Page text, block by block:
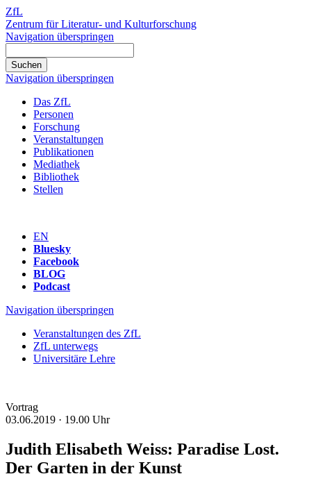
ZfL
Zentrum für Literatur- und Kulturforschung
Navigation überspringen
Navigation überspringen
Das ZfL
Personen
Forschung
Veranstaltungen
Publikationen
Mediathek
Bibliothek
Stellen
EN
Bluesky
Facebook
BLOG
Podcast
Navigation überspringen
Veranstaltungen des ZfL
ZfL unterwegs
Universitäre Lehre
Vortrag
03.06.2019 · 19.00 Uhr
Judith Elisabeth Weiss: Paradise Lost.
Der Garten in der Kunst